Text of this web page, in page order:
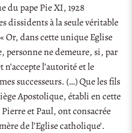
du pape Pie XI, 1928
dissidents à la seule véritable
Or, dans cette unique Eglise
personne ne demeure, si, par
l’autorité et le
successeurs. (…) Que les fils
Apostolique, établi en cette
et Paul, ont consacrée
de l’Eglise catholique’.